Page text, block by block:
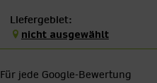
Liefergebiet:
nicht ausgewählt
Für jede Google-Bewertung